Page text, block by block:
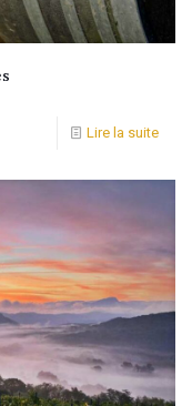
Lire la suite